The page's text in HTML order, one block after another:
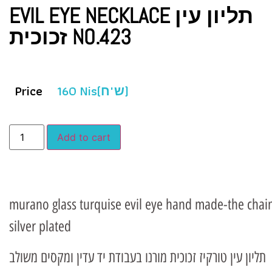
EVIL EYE NECKLACE תליון עין
זכוכית NO.423
Price 160 Nis(ש"ח)
Add to cart
murano glass turquise evil eye hand made-the
silver plated
תליון עין טורקיז זכוכית מורנו בעבודת יד עדין ומקסים משולב